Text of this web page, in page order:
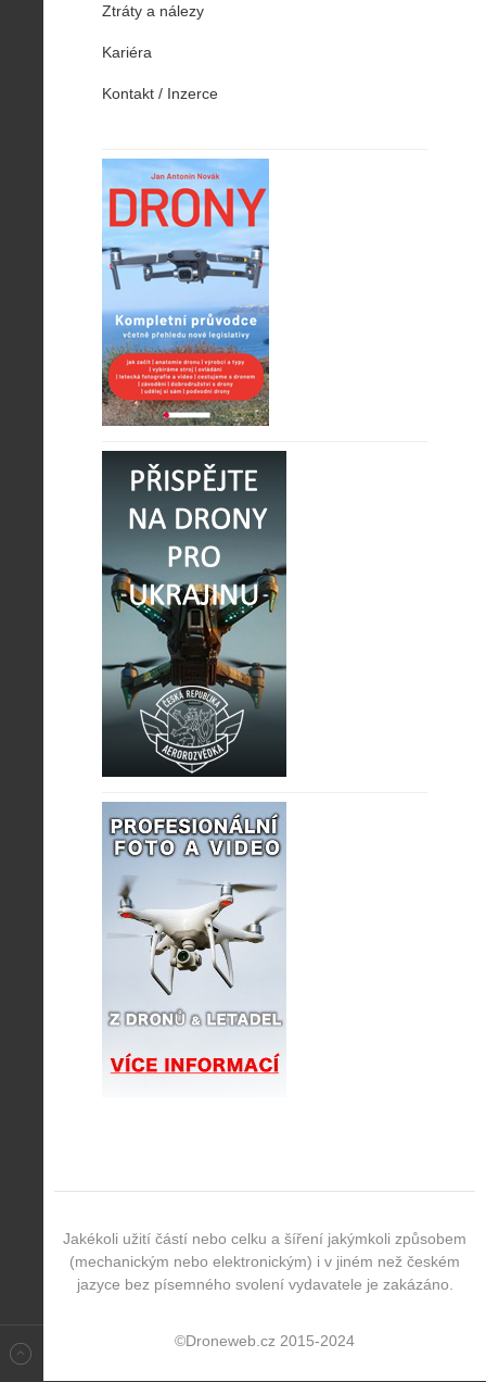
Ztráty a nálezy
Kariéra
Kontakt / Inzerce
Jakékoli užití částí nebo celku a šíření jakýmkoli způsobem
(mechanickým nebo elektronickým) i v jiném než českém
jazyce bez písemného svolení vydavatele je zakázáno.
©Droneweb.cz 2015-2024